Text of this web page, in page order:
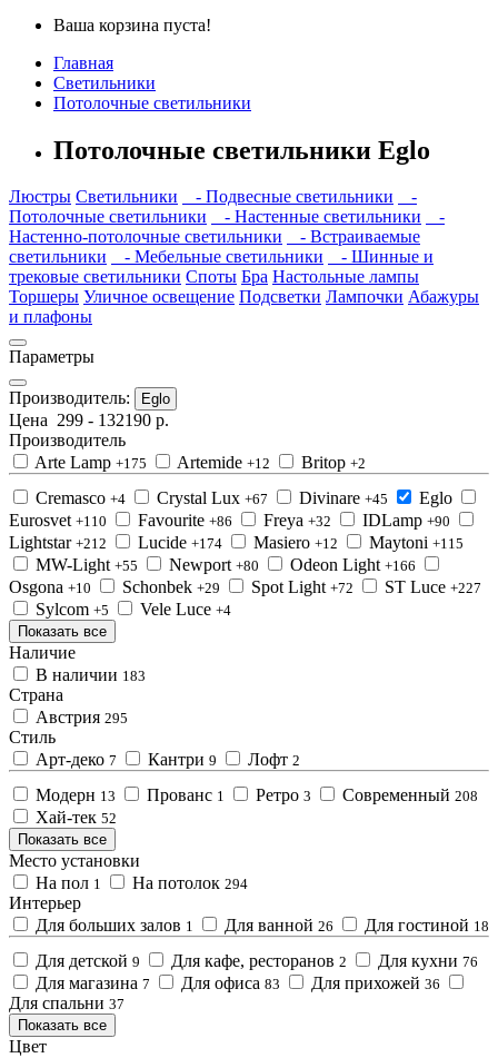
Ваша корзина пуста!
Главная
Светильники
Потолочные светильники
Потолочные светильники Eglo
Люстры Светильники - Подвесные светильники
-
Потолочные светильники
- Настенные светильники
-
Настенно-потолочные светильники
- Встраиваемые
светильники
- Мебельные светильники
- Шинные и
трековые светильники Споты Бра Настольные лампы
Торшеры Уличное освещение Подсветки Лампочки Абажуры
и плафоны
Параметры
Производитель: Eglo
Цена 299 - 132190 р.
Производитель
Arte Lamp +175 Artemide +12 Britop +2
Cremasco +4 Crystal Lux +67 Divinare +45
Eglo
Eurosvet +110 Favourite +86 Freya +32 IDLamp +90
Lightstar +212 Lucide +174 Masiero +12 Maytoni +115
MW-Light +55 Newport +80 Odeon Light +166
Osgona +10 Schonbek +29 Spot Light +72 ST Luce +227
Sylcom +5 Vele Luce +4
Показать все
Наличие
В наличии 183
Страна
Австрия 295
Стиль
Арт-деко 7 Кантри 9 Лофт 2
Модерн 13 Прованс 1 Ретро 3 Современный 208
Хай-тек 52
Показать все
Место установки
На пол 1 На потолок 294
Интерьер
Для больших залов 1 Для ванной 26 Для гостиной 18
Для детской 9 Для кафе, ресторанов 2 Для кухни 76
Для магазина 7 Для офиса 83 Для прихожей 36
Для спальни 37
Показать все
Цвет